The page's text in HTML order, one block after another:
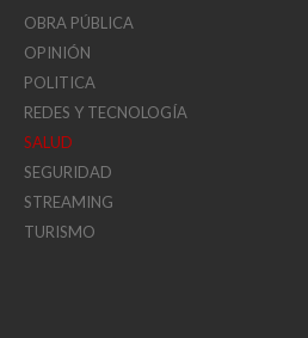
OBRA PÚBLICA
OPINIÓN
POLITICA
REDES Y TECNOLOGÍA
SALUD
SEGURIDAD
STREAMING
TURISMO